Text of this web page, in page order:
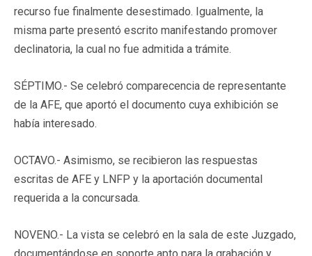
recurso fue finalmente desestimado. Igualmente, la
misma parte presentó escrito manifestando promover
declinatoria, la cual no fue admitida a trámite.
SÉPTIMO.- Se celebró comparecencia de representante
de la AFE, que aportó el documento cuya exhibición se
había interesado.
OCTAVO.- Asimismo, se recibieron las respuestas
escritas de AFE y LNFP y la aportación documental
requerida a la concursada.
NOVENO.- La vista se celebró en la sala de este Juzgado,